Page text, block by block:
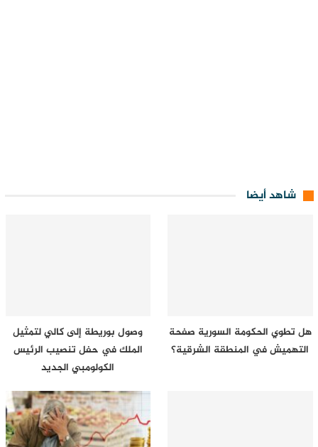
شاهد أيضا
هل تطوي الحكومة السورية صفحة
التهميش في المنطقة الشرقية؟
وصول بوريطة إلى كالي لتمثيل
الملك في حفل تنصيب الرئيس
الكولومبي الجديد